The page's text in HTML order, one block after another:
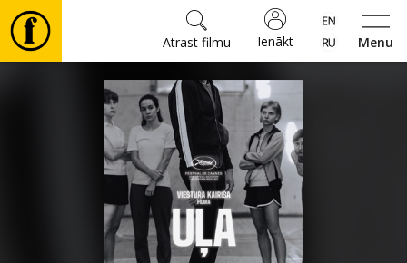
Menu
Ienākt
Atrast filmu